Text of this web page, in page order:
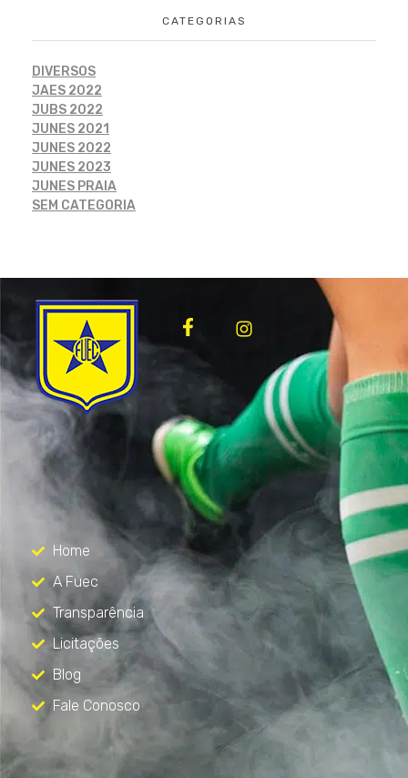
CATEGORIAS
DIVERSOS
JAES 2022
JUBS 2022
JUNES 2021
JUNES 2022
JUNES 2023
JUNES PRAIA
SEM CATEGORIA
FUEC
Só mais um site WordPress
Menu
Home
A Fuec
Transparência
Licitações
Blog
Fale Conosco